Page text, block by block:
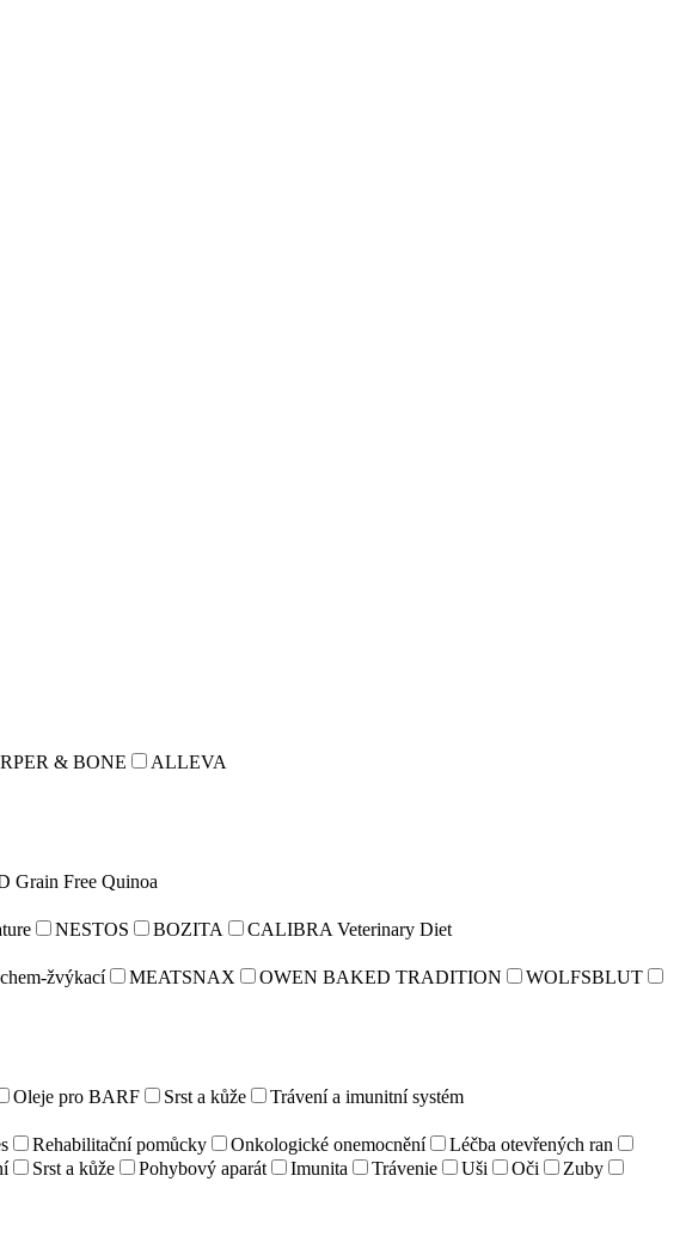
& BONE
ALLEVA
Grain Free Quinoa
NESTOS BOZITA
CALIBRA Veterinary Diet
žvýkací MEATSNAX OWEN BAKED TRADITION
WOLFSBLUT
Oleje pro BARF Srst a kůže
Trávení a imunitní systém
Rehabilitační pomůcky Onkologické onemocnění
Léčba otevřených ran
Srst a kůže Pohybový aparát Imunita Trávenie Uši Oči
Zuby